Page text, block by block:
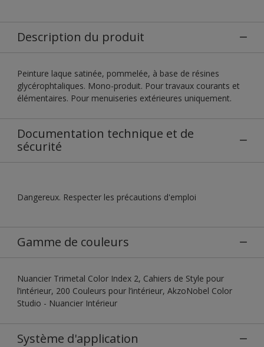
Description du produit
Peinture laque satinée, pommelée, à base de résines
glycérophtaliques. Mono-produit. Pour travaux courants et
élémentaires. Pour menuiseries extérieures uniquement.
Documentation technique et de
sécurité
Dangereux. Respecter les précautions d'emploi
Gamme de couleurs
Nuancier Trimetal Color Index 2, Cahiers de Style pour
l’intérieur, 200 Couleurs pour l’intérieur, AkzoNobel Color
Studio - Nuancier Intérieur
Système d'application